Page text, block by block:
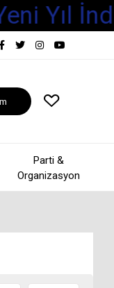
Yıl
Parti &
Organizasyon